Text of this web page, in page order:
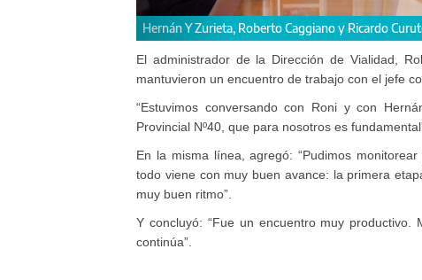
El administrador de la Dirección de Vialidad,
mantuvieron un encuentro de trabajo con el jefe
“Estuvimos conversando con Roni y con
Provincial Nº40, que para nosotros es
En la misma línea, agregó: “Pudimos
todo viene con muy buen avance: la primera
muy buen ritmo”.
Y concluyó: “Fue un encuentro muy
continúa”.